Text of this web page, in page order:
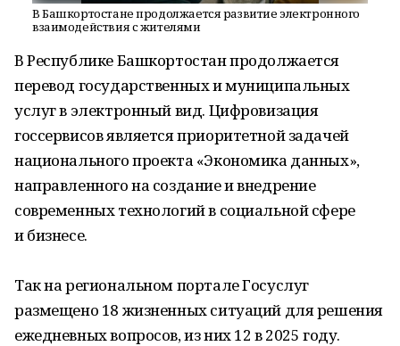
В Башкортостане продолжается развитие электронного
взаимодействия с жителями
В Республике Башкортостан продолжается
перевод государственных и муниципальных
услуг в электронный вид. Цифровизация
госсервисов является приоритетной задачей
национального проекта «Экономика данных»,
направленного на создание и внедрение
современных технологий в социальной сфере
и бизнесе.
Так на региональном портале Госуслуг
размещено 18 жизненных ситуаций для решения
ежедневных вопросов, из них 12 в 2025 году.